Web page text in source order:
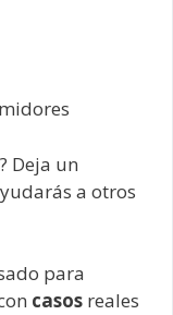
Deja un
a otros
para
casos reales